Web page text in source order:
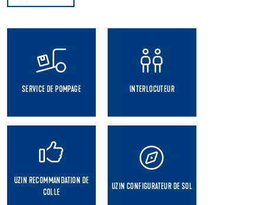
SERVICE DE POMPAGE INTERLOCUTEUR
UZIN RECOMMANDATION DE
COLLE
UZIN CONFIGURATEUR DE SOL